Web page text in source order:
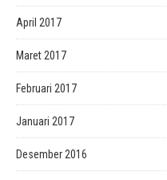
April 2017
Maret 2017
Februari 2017
Januari 2017
Desember 2016